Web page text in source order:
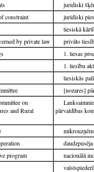
juridiski
constraint
juridiski
tiesiskā
by private law
privāto
1. tiesas
1. tiesību
tiesiskās
[nozares]
on
and Rural
pārvaldības
program
nacionālā